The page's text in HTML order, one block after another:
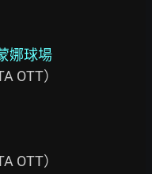
娜球場
OTT）
OTT）